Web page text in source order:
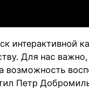
интерактивной
Для нас
возможность
Петр